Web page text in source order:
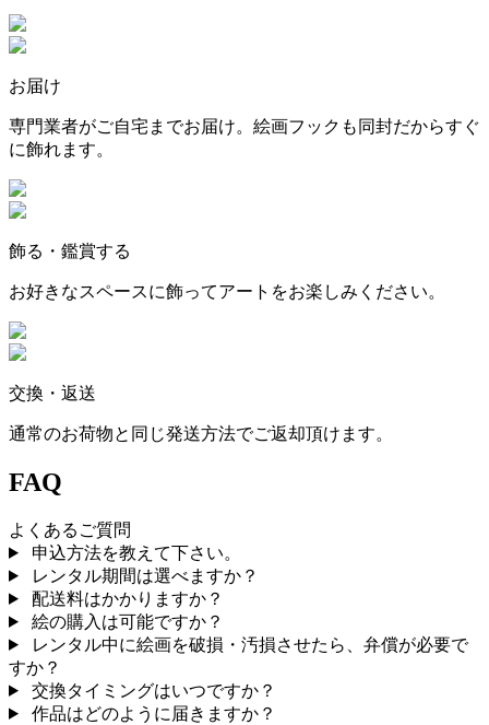
お届け
専門業者がご自宅までお届け。絵画フックも同封だからすぐ
に飾れます。
飾る・鑑賞する
お好きなスペースに飾ってアートをお楽しみください。
交換・返送
通常のお荷物と同じ発送方法でご返却頂けます。
FAQ
よくあるご質問
申込方法を教えて下さい。
レンタル期間は選べますか？
配送料はかかりますか？
絵の購入は可能ですか？
レンタル中に絵画を破損・汚損させたら、弁償が必要で
すか？
交換タイミングはいつですか？
作品はどのように届きますか？